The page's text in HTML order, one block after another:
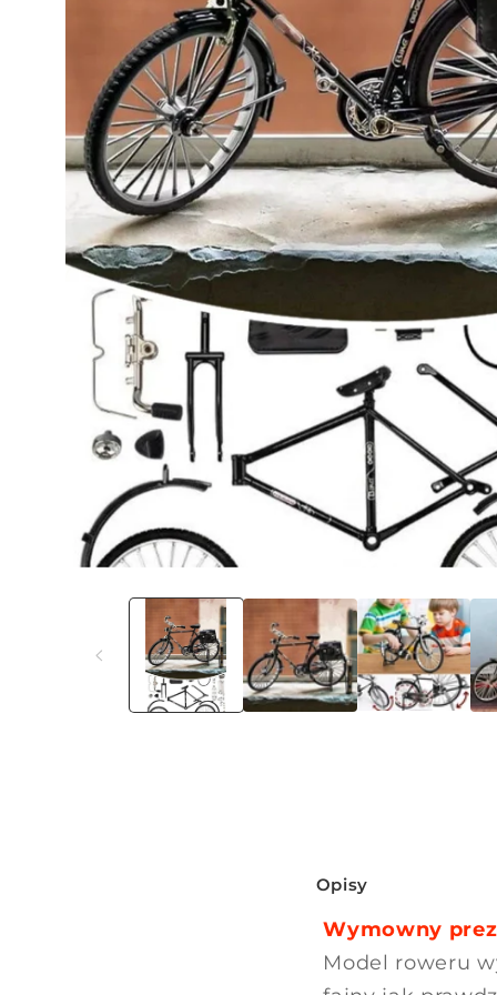
modalnym
Z
Opisy
Wymowny
Model roweru